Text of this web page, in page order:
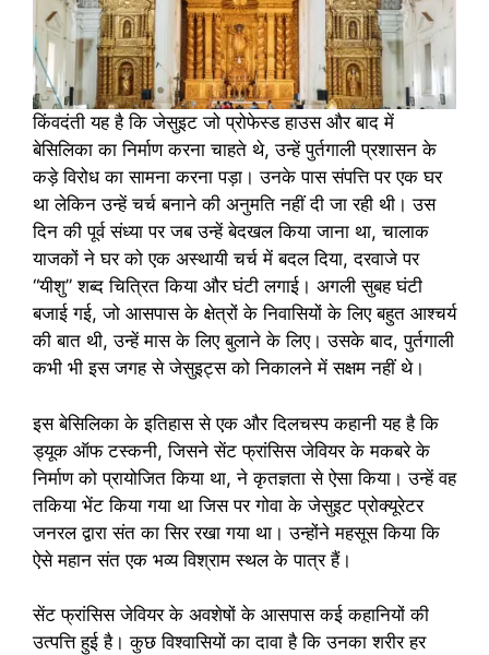
किंवदंती यह है कि जेसुइट जो प्रोफेस्ड हाउस और बाद में
बेसिलिका का निर्माण करना चाहते थे, उन्हें पुर्तगाली प्रशासन के
कड़े विरोध का सामना करना पड़ा। उनके पास संपत्ति पर एक घर
था लेकिन उन्हें चर्च बनाने की अनुमति नहीं दी जा रही थी। उस
दिन की पूर्व संध्या पर जब उन्हें बेदखल किया जाना था, चालाक
याजकों ने घर को एक अस्थायी चर्च में बदल दिया, दरवाजे पर
“यीशु” शब्द चित्रित किया और घंटी लगाई। अगली सुबह घंटी
बजाई गई, जो आसपास के क्षेत्रों के निवासियों के लिए बहुत आश्चर्य
की बात थी, उन्हें मास के लिए बुलाने के लिए। उसके बाद, पुर्तगाली
कभी भी इस जगह से जेसुइट्स को निकालने में सक्षम नहीं थे।
इस बेसिलिका के इतिहास से एक और दिलचस्प कहानी यह है कि
ड्यूक ऑफ टस्कनी, जिसने सेंट फ्रांसिस जेवियर के मकबरे के
निर्माण को प्रायोजित किया था, ने कृतज्ञता से ऐसा किया। उन्हें वह
तकिया भेंट किया गया था जिस पर गोवा के जेसुइट प्रोक्यूरेटर
जनरल द्वारा संत का सिर रखा गया था। उन्होंने महसूस किया कि
ऐसे महान संत एक भव्य विश्राम स्थल के पात्र हैं।
सेंट फ्रांसिस जेवियर के अवशेषों के आसपास कई कहानियों की
उत्पत्ति हुई है। कुछ विश्वासियों का दावा है कि उनका शरीर हर